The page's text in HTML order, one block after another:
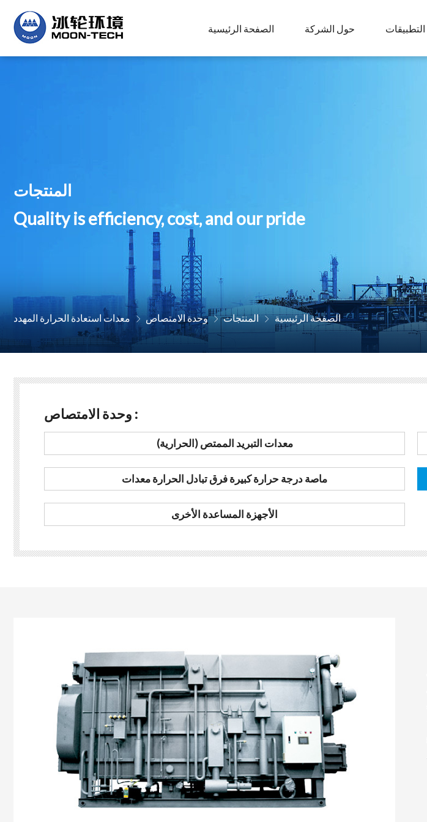
الصفحة الرئيسية حول الشركة التطبيقات
المنتجات
Quality is efficiency, cost, and our pride
الصفحة الرئيسية  المنتجات  وحدة الامتصاص  معدات استعادة الحرارة المهدد
وحدة الامتصاص :
معدات التبريد الممتص (الحرارية)
ماصة درجة حرارة كبيرة فرق تبادل الحرارة معدات
الأجهزة المساعدة الأخرى